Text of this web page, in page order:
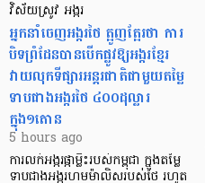
វិស័យស្រូវ អង្ករ
អ្នកនាំចេញអង្ករថៃ ត្អូញត្អែរថា ការ
បិទព្រំដែនបានបើកផ្លូវឱ្យអង្ករខ្មែរ
វាយលុកទីផ្សារអន្តរជាតិជាមួយតម្លៃ
ទាបជាងអង្ករថៃ ៤០០ដុល្លារ
ក្នុង១តោន
5 hours ago
ការលក់អង្ករផ្កាម្លិះរបស់កម្ពុជា ក្នុងតម្លៃ
ទាបជាងអង្ករហមម៉ាលិសរបស់ថៃ រហូត